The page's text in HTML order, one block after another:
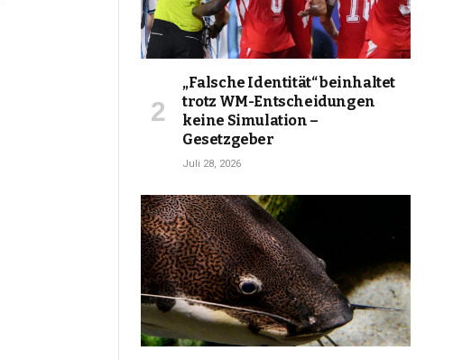
„Falsche Identität“ beinhaltet
trotz WM-Entscheidungen
keine Simulation –
Gesetzgeber
Juli 28, 2026